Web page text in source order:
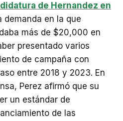
de Hernandez en
demanda en la que
más de $20,000 en
presentado varios
de campaña con
entre 2018 y 2023. En
Perez afirmó que su
un estándar de
de las